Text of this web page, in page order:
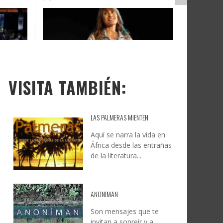
A
Y
DOCANARIAS CONVOCA A
INSTITUCIONES A REFLEXIONAR
SOBRE LA INTERNACIONALIZACIÓN
DEL CINE DE REALIDAD
JESÚS RODRÍGUEZ FALCÓN:
NATURALEZA, CAMINO Y
FOTOGRAFÍA
LEONCIO GONZÁLEZ, 9 JUNIO, 2026
VISITA TAMBIÉN:
LAS PALMERAS MIENTEN
Aquí se narra la vida en
África desde las entrañas
de la literatura...
ANONIMAN
Son mensajes que te